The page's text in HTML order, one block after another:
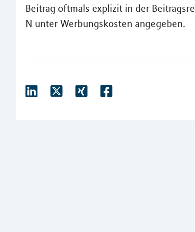
Beitrag oftmals explizit in der
N unter Werbungskosten angegeben.